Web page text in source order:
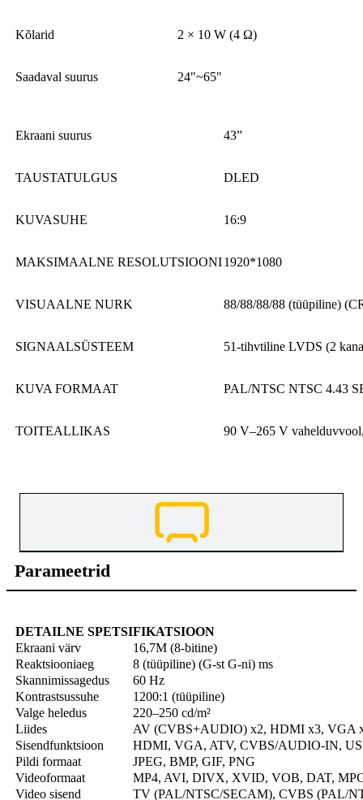
Kõlarid 2 × 10 W (4 Ω)
Saadaval suurus 24"~65"
Ekraani suurus 43”
TAUSTATULGUS DLED
KUVASUHE 16:9
MAKSIMAALNE RESOLUTSIOONI1920*1080
VISUAALNE NURK 88/88/88/88 (tüüpiline)
SIGNAALSÜSTEEM 51-tihvtiline LVDS (2
KUVA FORMAAT PAL/NTSC NTSC 4.43
TOITEALLIKAS 90 V–265 V
Parameetrid
DETAILNE SPETSIFIKATSIOON
Ekraani värv
16,7M (8-bitine)
Reaktsiooniaeg
8 (tüüpiline) (G-st G-ni) ms
Skannimissagedus
60 Hz
Kontrastsussuhe
1200:1 (tüüpiline)
Valge heledus
220–250 cd/m²
Liides
AV (CVBS+AUDIO) x2, HDMI x3, VGA
Sisendfunktsioon
HDMI, VGA, ATV, CVBS/AUDIO-IN,
Pildi formaat
JPEG, BMP, GIF, PNG
Videoformaat
MP4, AVI, DIVX, XVID, VOB, DAT,
Video sisend
TV (PAL/NTSC/SECAM), CVBS (PAL/